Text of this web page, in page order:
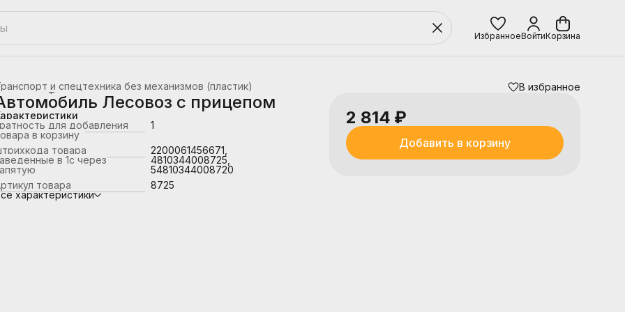
ИзбранноеВойтиКорзина
и спецтехника без механизмов (пластик)
Транспорт
›
Лесовоз с прицепом
для добавления
в корзину
1
товара
в 1с через
2200061456671,
4810344008725,
54810344008720
товара
8725
характеристики
В избранное
2 814 ₽
Добавить в корзину